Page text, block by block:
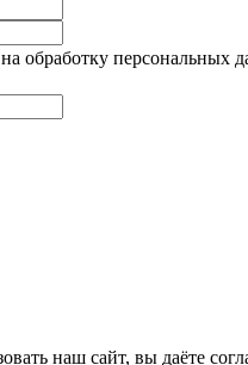
на обработку персональных
наш сайт, вы даёте